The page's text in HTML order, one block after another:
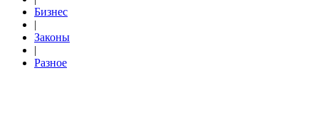
Бизнес
|
Законы
|
Разное